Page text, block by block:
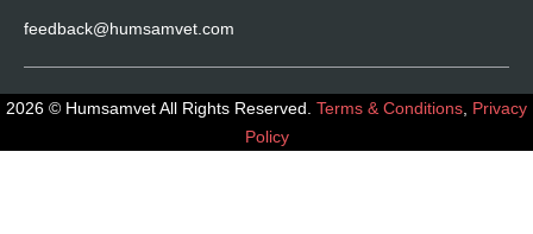
feedback@humsamvet.com
2026 © Humsamvet All Rights Reserved. Terms & Conditions Privacy
Policy